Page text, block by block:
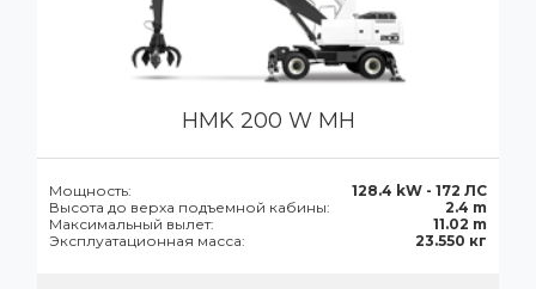
HMK 200 W MH
Мощность:
128.4 kW - 172 ЛС
Высота до верха подъемной кабины:
2.4 m
Максимальный вылет:
11.02 m
Эксплуатационная масса:
23.550 кг